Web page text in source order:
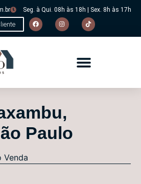
Seg. à Qui. 08h às 18h | Sex. 8h às 17h
Paulo
Venda